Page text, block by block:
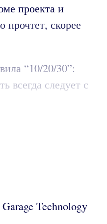
проекта и
прочтет, скорее
“10/20/30”:
всегда следует с
Technology